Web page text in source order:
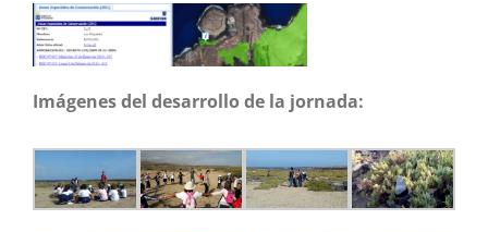
Imágenes del desarrollo de la jornada: